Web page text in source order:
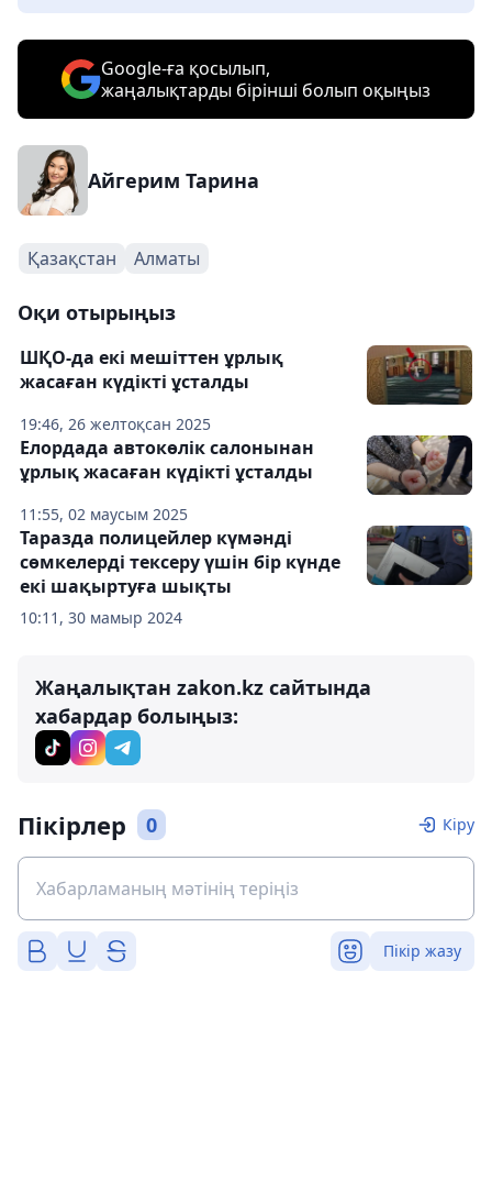
Google-ға қосылып,
жаңалықтарды бірінші болып оқыңыз
Айгерим Тарина
Қазақстан Алматы
Оқи отырыңыз
19:46, 26 желтоқсан 2025
ШҚО-да екі мешіттен ұрлық
жасаған күдікті ұсталды
11:55, 02 маусым 2025
Елордада автокөлік салонынан
ұрлық жасаған күдікті ұсталды
10:11, 30 мамыр 2024
Таразда полицейлер күмәнді
сөмкелерді тексеру үшін бір күнде
екі шақыртуға шықты
Жаңалықтан zakon.kz сайтында
хабардар болыңыз:
Пікірлер 0 Кіру
Пікір жазу